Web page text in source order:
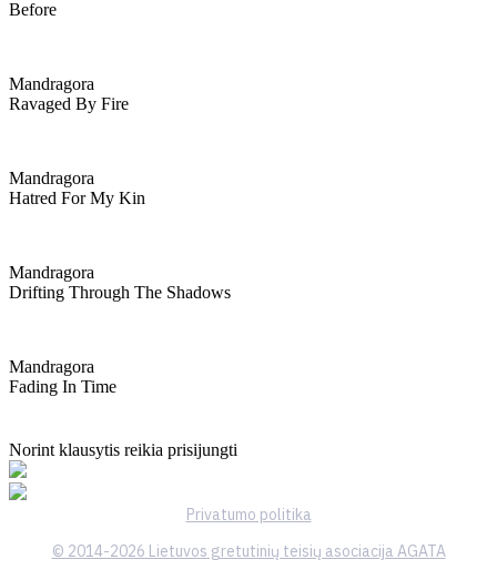
Before
Mandragora
Ravaged By Fire
Mandragora
Hatred For My Kin
Mandragora
Drifting Through The Shadows
Mandragora
Fading In Time
Norint klausytis reikia prisijungti
Privatumo politika
© 2014-2026 Lietuvos gretutinių teisių asociacija AGATA